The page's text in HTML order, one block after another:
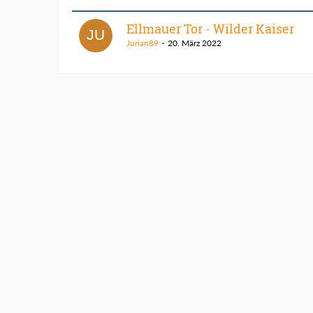
Ellmauer Tor - Wilder Kaiser
Jurian89 20. März 2022